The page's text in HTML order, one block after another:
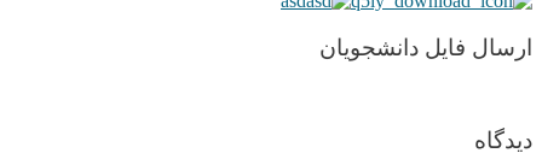
ارسال فایل دانشجویان
دیدگاه